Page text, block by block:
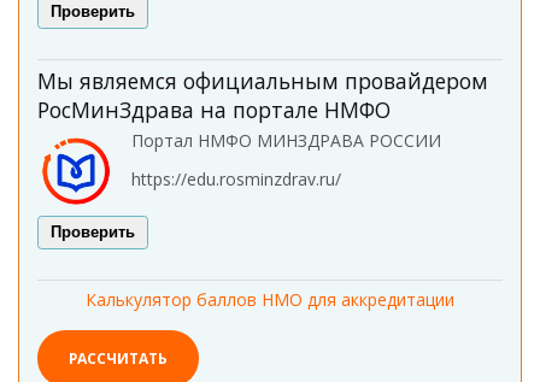
Проверить
Мы являемся официальным провайдером
РосМинЗдрава на портале НМФО
Портал НМФО МИНЗДРАВА РОССИИ
https://edu.rosminzdrav.ru/
Проверить
Калькулятор баллов НМО для аккредитации
РАССЧИТАТЬ